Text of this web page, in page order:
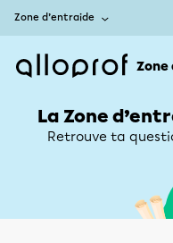
Zone d’entraide
Zone
La Zone
Retrouve ta